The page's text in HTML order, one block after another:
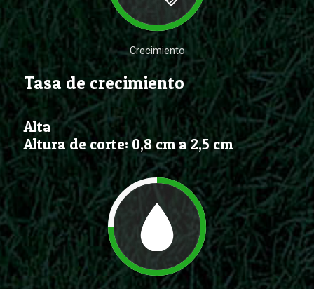
Crecimiento
Tasa de crecimiento
Alta
Altura de corte: 0,8 cm a 2,5 cm